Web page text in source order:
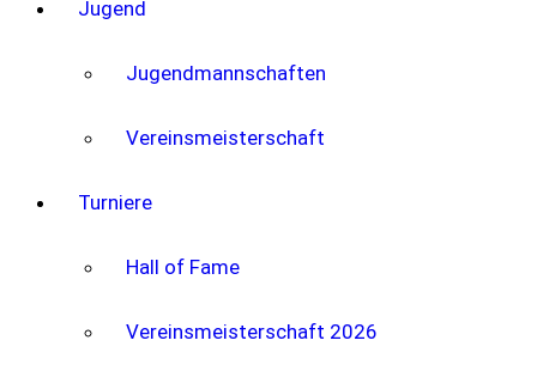
Jugend
Jugendmannschaften
Vereinsmeisterschaft
Turniere
Hall of Fame
Vereinsmeisterschaft 2026